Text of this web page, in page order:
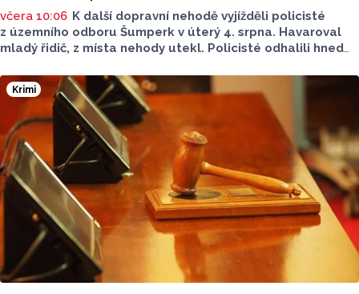
včera 10:06 K další dopravní nehodě vyjížděli policisté
z územního odboru Šumperk v úterý 4. srpna. Havaroval
mladý řidič, z místa nehody utekl. Policisté odhalili hned
řízení. Škoda přesáhla 100 tisíc.
Krimi